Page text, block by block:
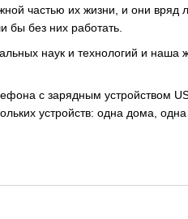
частью их жизни, и они
бы без них работать.
наук и технологий и
с зарядным устройством
устройств: одна дома,